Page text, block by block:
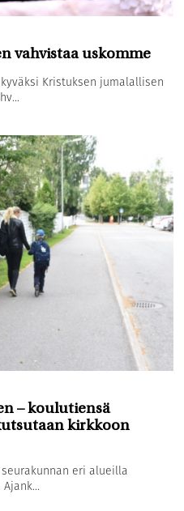
vahvistaa uskomme
Kristuksen jumalallisen
– koulutiensä
kirkkoon
eri alueilla